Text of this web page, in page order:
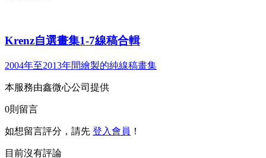
Krenz自選畫集1-7線稿合輯
2004年至2013年間繪製的純線稿畫集
本服務由鑫微心公司提供
0則留言
如想留言評分，請先 登入會員 ！
目前沒有評論